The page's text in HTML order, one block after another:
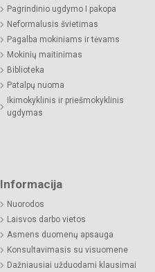
Pagrindinio ugdymo I pakopa
Neformalusis švietimas
Pagalba mokiniams ir tėvams
Mokinių maitinimas
Biblioteka
Patalpų nuoma
Ikimokyklinis ir priešmokyklinis
ugdymas
Informacija
Nuorodos
Laisvos darbo vietos
Asmens duomenų apsauga
Konsultavimasis su visuomene
Dažniausiai užduodami klausimai